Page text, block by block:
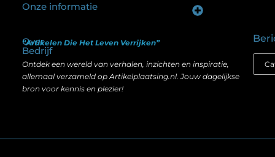
Over
Bedrijf
“Artikelen Die Het Leven Verrijken”
Ontdek een wereld van verhalen, inzichten en inspiratie,
allemaal verzameld op Artikelplaatsing.nl. Jouw dagelijkse
bron voor kennis en plezier!
Onze informatie